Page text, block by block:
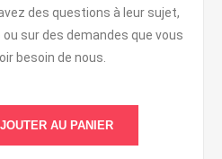
des questions à leur sujet,
sur des demandes que vous
besoin de nous.